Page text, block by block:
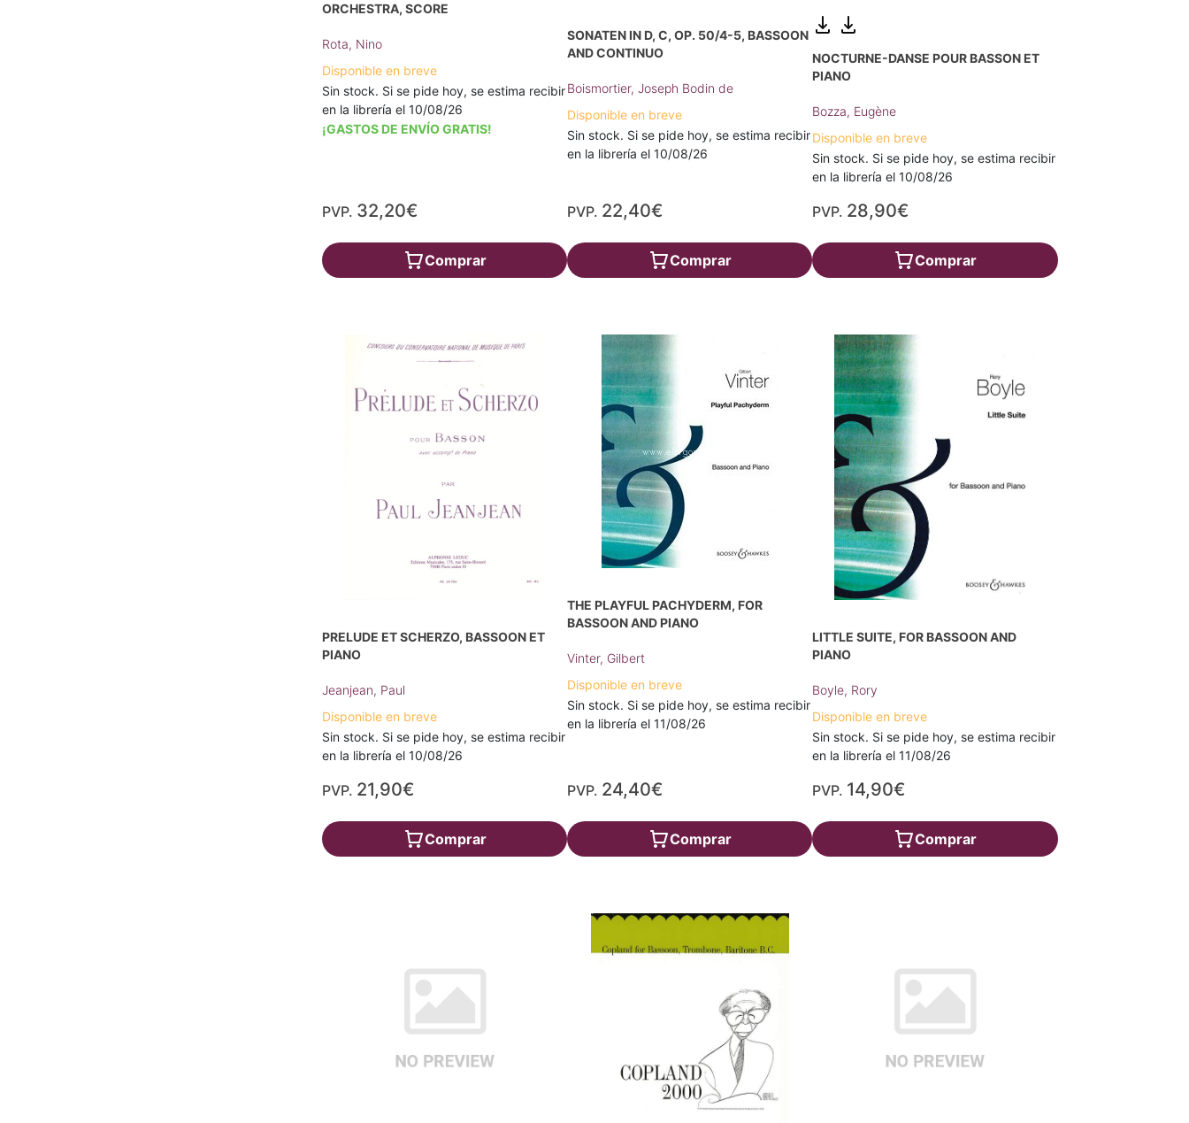
ORCHESTRA, SCORE
Rota, Nino
Disponible en breve
Sin stock. Si se pide hoy, se estima recibir
en la librería el 10/08/26
¡GASTOS DE ENVÍO GRATIS!
PVP. 32,20€
Comprar
SONATEN IN D, C, OP. 50/4-5, BASSOON
AND CONTINUO
Boismortier, Joseph Bodin de
Disponible en breve
Sin stock. Si se pide hoy, se estima recibir
en la librería el 10/08/26
PVP. 22,40€
Comprar
NOCTURNE-DANSE POUR BASSON ET
PIANO
Bozza, Eugène
Disponible en breve
Sin stock. Si se pide hoy, se estima recibir
en la librería el 10/08/26
PVP. 28,90€
Comprar
PRELUDE ET SCHERZO, BASSOON ET
PIANO
Jeanjean, Paul
Disponible en breve
Sin stock. Si se pide hoy, se estima recibir
en la librería el 10/08/26
PVP. 21,90€
Comprar
THE PLAYFUL PACHYDERM, FOR
BASSOON AND PIANO
Vinter, Gilbert
Disponible en breve
Sin stock. Si se pide hoy, se estima recibir
en la librería el 11/08/26
PVP. 24,40€
Comprar
LITTLE SUITE, FOR BASSOON AND
PIANO
Boyle, Rory
Disponible en breve
Sin stock. Si se pide hoy, se estima recibir
en la librería el 11/08/26
PVP. 14,90€
Comprar